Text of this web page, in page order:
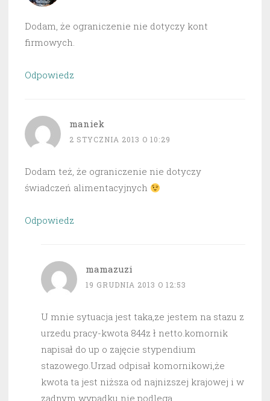
Dodam, że ograniczenie nie dotyczy kont
firmowych.
Odpowiedz
maniek
2 STYCZNIA 2013 O 10:29
Dodam też, że ograniczenie nie dotyczy
świadczeń alimentacyjnych
Odpowiedz
mamazuzi
19 GRUDNIA 2013 O 12:53
U mnie sytuacja jest taka,ze jestem na stazu z
urzedu pracy-kwota 844z ł netto.komornik
napisał do up o zajęcie stypendium
stazowego.Urzad odpisał komornikowi,że
kwota ta jest niższa od najnizszej krajowej i w
zadnym wypadku nie podlega